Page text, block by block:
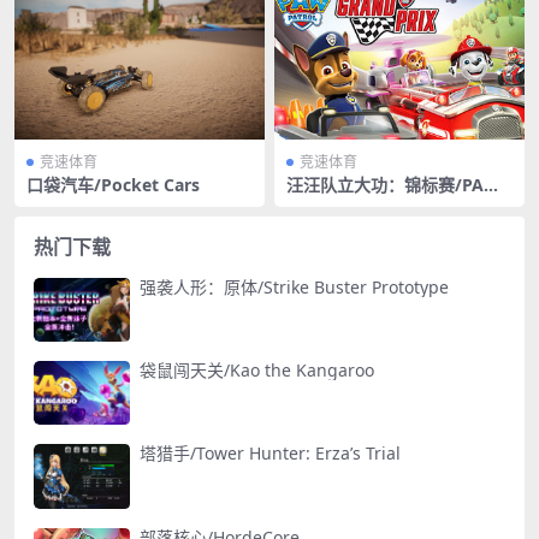
竞速体育
口袋汽车/Pocket Cars
竞速体育
汪汪队立大功：锦标赛/PAW
热门下载
强袭人形：原体/Strike Buster Prototype
袋鼠闯天关/Kao the Kangaroo
塔猎手/Tower Hunter: Erza’s Trial